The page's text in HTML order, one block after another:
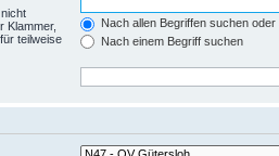
Klammer,
teilweise
Nach allen Begriffen suchen
Nach einem Begriff suchen